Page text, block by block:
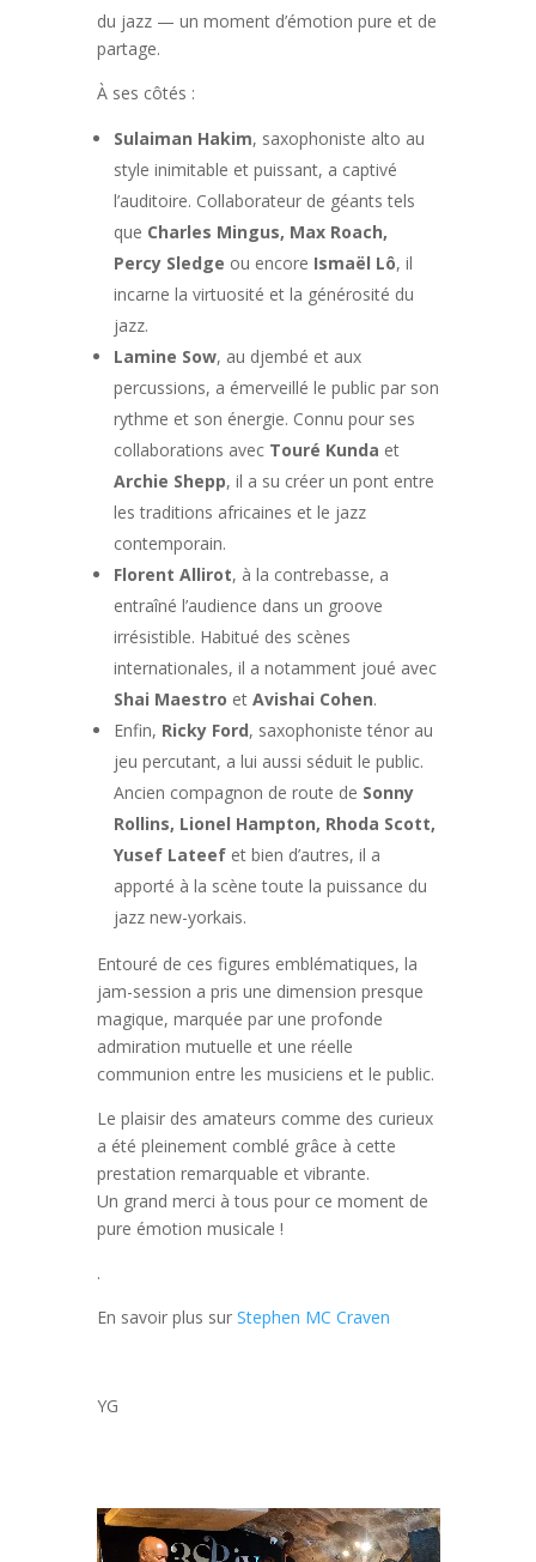
du jazz — un moment d’émotion pure et de
partage.
À ses côtés :
Sulaiman Hakim, saxophoniste alto au
style inimitable et puissant, a captivé
l’auditoire. Collaborateur de géants tels
que Charles Mingus, Max Roach,
Percy Sledge ou encore Ismaël Lô, il
incarne la virtuosité et la générosité du
jazz.
Lamine Sow, au djembé et aux
percussions, a émerveillé le public par son
rythme et son énergie. Connu pour ses
collaborations avec Touré Kunda et
Archie Shepp, il a su créer un pont entre
les traditions africaines et le jazz
contemporain.
Florent Allirot, à la contrebasse, a
entraîné l’audience dans un groove
irrésistible. Habitué des scènes
internationales, il a notamment joué avec
Shai Maestro et Avishai Cohen.
Enfin, Ricky Ford, saxophoniste ténor au
jeu percutant, a lui aussi séduit le public.
Ancien compagnon de route de Sonny
Rollins, Lionel Hampton, Rhoda Scott,
Yusef Lateefet bien d’autres, il a
apporté à la scène toute la puissance du
jazz new-yorkais.
Entouré de ces figures emblématiques, la
jam-session a pris une dimension presque
magique, marquée par une profonde
admiration mutuelle et une réelle
communion entre les musiciens et le public.
Le plaisir des amateurs comme des curieux
a été pleinement comblé grâce à cette
prestation remarquable et vibrante.
Un grand merci à tous pour ce moment de
pure émotion musicale !
.
En savoir plus sur Stephen MC Craven
YG